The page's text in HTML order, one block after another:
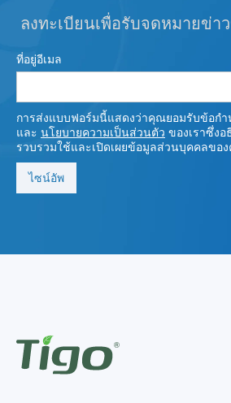
ลงทะเบียนเพื่อรับจดหมายข่าว
ที่อยู่อีเมล
การส่งแบบฟอร์มนี้แสดงว่าคุณยอมรับข้อกํา
และ นโยบายความเป็นส่วนตัว ของเราซึ่งอ
รวบรวมใช้และเปิดเผยข้อมูลส่วนบุคคลขอ